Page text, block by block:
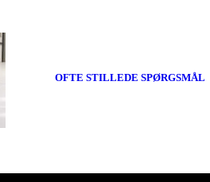
OFTE STILLEDE SPØRGSMÅL